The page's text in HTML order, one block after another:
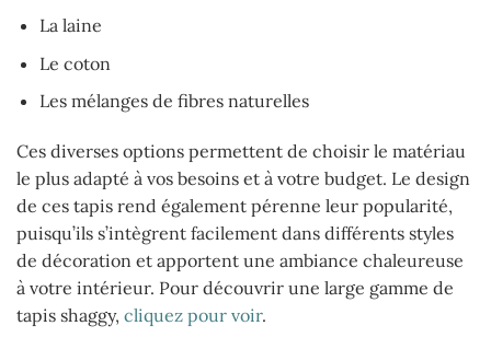
La laine
Le coton
Les mélanges de fibres naturelles
Ces diverses options permettent de choisir le matériau
le plus adapté à vos besoins et à votre budget. Le design
de ces tapis rend également pérenne leur popularité,
puisqu’ils s’intègrent facilement dans différents styles
de décoration et apportent une ambiance chaleureuse
à votre intérieur. Pour découvrir une large gamme de
tapis shaggy, cliquez pour voir.